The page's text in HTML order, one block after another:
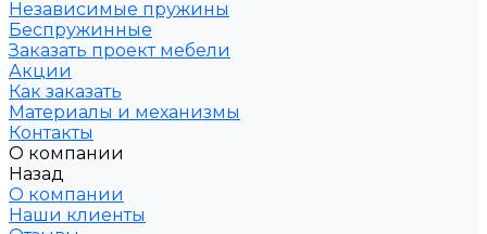
Независимые пружины
Беспружинные
Заказать проект мебели
Акции
Как заказать
Материалы и механизмы
Контакты
О компании
Назад
О компании
Наши клиенты